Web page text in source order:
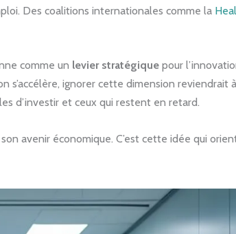
Des coalitions internationales comme la
comme un levier stratégique pour
ignorer cette dimension reviendrait
d’investir et ceux qui restent en retard.
avenir économique. C’est cette idée qui